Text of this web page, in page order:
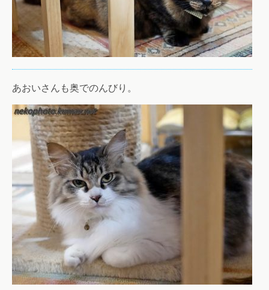
あおいさんも奥でのんびり。